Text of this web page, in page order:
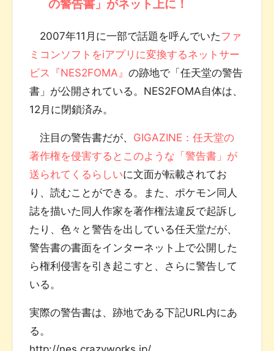
の警告書」がネット上に！
2007年11月に一部で話題を呼んでいたファ
ミコンソフトをiアプリに変換するネットサー
ビス『NES2FOMA』の跡地で「任天堂の警告
書」が公開されている。NES2FOMA自体は、
12月に閉鎖済み。
注目の警告書だが、 GIGAZINE：任天堂の
著作権を侵害するとこのような「警告書」が
送られてくるらしいに文面が転載されてお
り、読むことができる。また、ポケモン同人
誌を描いた同人作家を著作権法違反で起訴し
たり、色々と警告を出している任天堂だが、
警告書の書面をインターネット上で公開した
ら権利侵害を引き起こすと、さらに警告して
いる。
実際の警告書は、跡地である下記URL内にあ
る。